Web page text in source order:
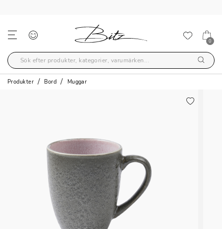
0
Produkter Bord Muggar